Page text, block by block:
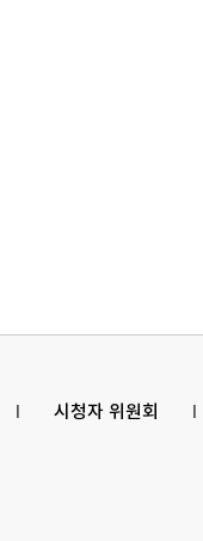
l 시청자 위원회 l